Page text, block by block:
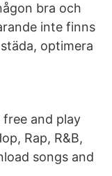
bra och
inte finns
optimera
and play
Rap, R&B,
songs and